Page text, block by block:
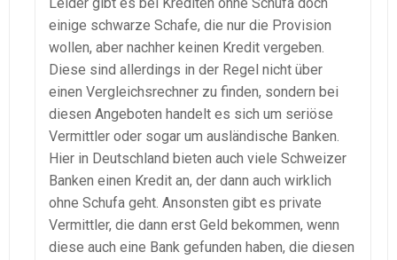
Leider gibt es bei Krediten ohne Schufa doch
einige schwarze Schafe, die nur die Provision
wollen, aber nachher keinen Kredit vergeben.
Diese sind allerdings in der Regel nicht über
einen Vergleichsrechner zu finden, sondern bei
diesen Angeboten handelt es sich um seriöse
Vermittler oder sogar um ausländische Banken.
Hier in Deutschland bieten auch viele Schweizer
Banken einen Kredit an, der dann auch wirklich
ohne Schufa geht. Ansonsten gibt es private
Vermittler, die dann erst Geld bekommen, wenn
diese auch eine Bank gefunden haben, die diesen